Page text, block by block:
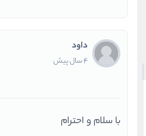
داود
4 سال پیش
با سلام و احترام